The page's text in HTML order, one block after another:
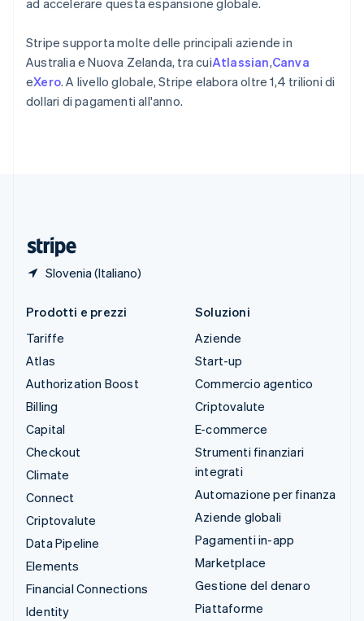
ad accelerare questa espansione globale.
Stripe supporta molte delle principali aziende in
Australia e Nuova Zelanda, tra cuiAtlassian,Canva
eXero. A livello globale, Stripe elabora oltre 1,4 trilioni di
dollari di pagamenti all'anno.
Slovenia (Italiano)
English
EnglishItaliano
Spagna
Español English
Stati Uniti
EnglishEspañol简体中文
Prodotti e prezzi
Tariffe
Atlas
Authorization Boost
Billing
Capital
Checkout
Climate
Connect
Criptovalute
Data Pipeline
Elements
Financial Connections
Identity
Soluzioni
Aziende
Start-up
Commercio agentico
Criptovalute
E-commerce
Strumenti finanziari
integrati
Automazione per finanza
Aziende globali
Pagamenti in-app
Marketplace
Gestione del denaro
Piattaforme